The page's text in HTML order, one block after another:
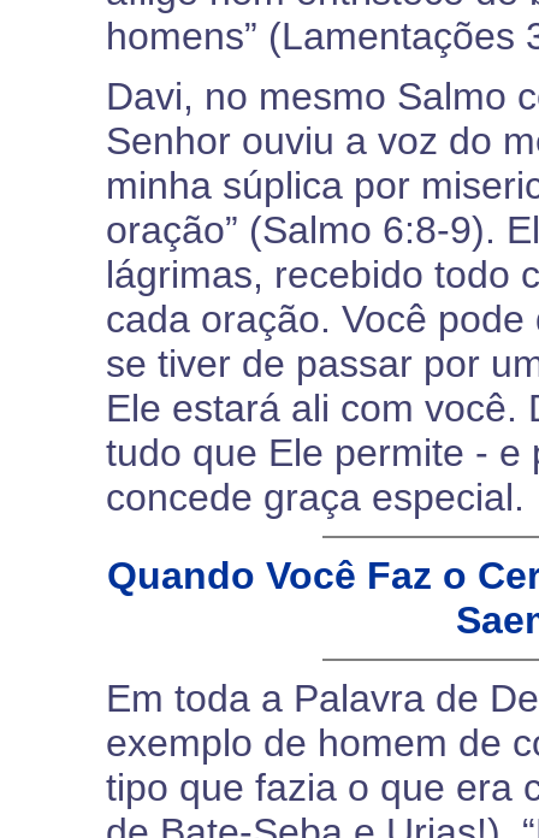
homens” (Lamentações
Davi, no mesmo Salmo
Senhor ouviu a voz do
minha súplica por
oração” (Salmo 6:8-9).
lágrimas, recebido todo
cada oração. Você
se tiver de passar por
Ele estará ali com você.
tudo que Ele permite -
concede graça especial.
Quando Você Faz o
Em toda a Palavra de
exemplo de homem de
tipo que fazia o que era